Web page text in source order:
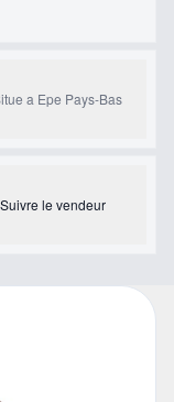
a Epe Pays-Bas
Suivre le vendeur